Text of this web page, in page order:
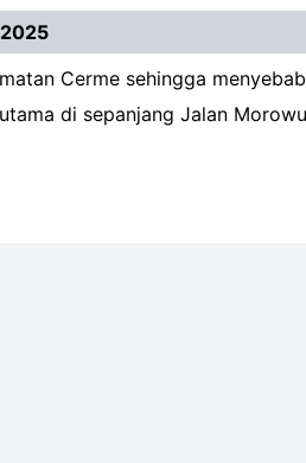
Cerme sehingga
di sepanjang Jalan